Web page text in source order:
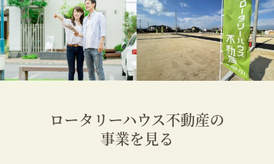
ロータリーハウス不動産の
事業を見る